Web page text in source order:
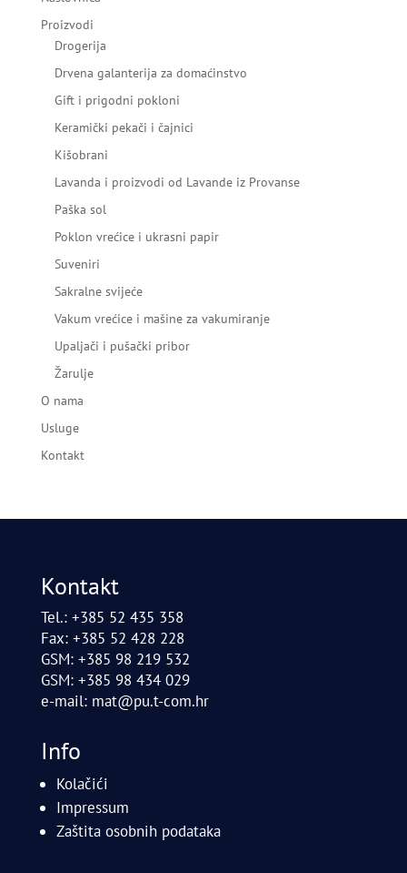
Proizvodi
Drogerija
Drvena galanterija za domaćinstvo
Gift i prigodni pokloni
Keramički pekači i čajnici
Kišobrani
Lavanda i proizvodi od Lavande iz Provanse
Paška sol
Poklon vrećice i ukrasni papir
Suveniri
Sakralne svijeće
Vakum vrećice i mašine za vakumiranje
Upaljači i pušački pribor
Žarulje
O nama
Usluge
Kontakt
Kontakt
Tel.: +385 52 435 358
Fax: +385 52 428 228
GSM: +385 98 219 532
GSM: +385 98 434 029
e-mail: mat@pu.t-com.hr
Info
Kolačići
Impressum
Zaštita osobnih podataka